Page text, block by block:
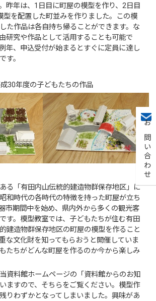
お問い合わせ
昨年は、1日目に町屋の模型を作り、2日目
型を配置した町並みを作りました。この模
た作品は各自持ち帰ることができます。な
研究や作品として活用することも可能で
年、申込受付が始まるとすぐに定員に達し
す。
30年度の子どもたちの作品
る「有田内山伝統的建造物群保存地区」に
和時代の各時代の特徴を持った町屋が立ち
市期間中を始め、県内外から多くの観光客
す。模型教室では、子どもたちが住む有田
建造物群保存地区の町屋の模型を作ること
な文化財を知ってもらおうと開催していま
たちがどんな町屋を作るのか今から楽しみ
資料館ホームページの「資料館からのお知
ますので、そちらをご覧ください。模型作
りわずかとなってしまいました。興味があ